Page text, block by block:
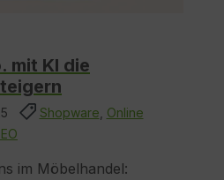
mit KI die
Shopware Online
im Möbelhandel: